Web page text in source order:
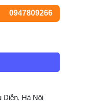
0947809266
Diễn, Hà Nội